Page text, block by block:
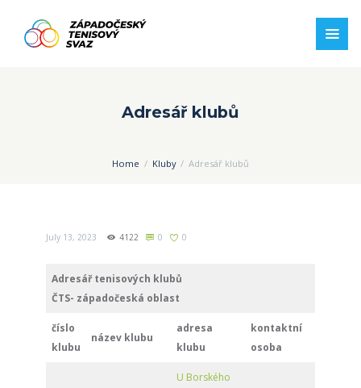
Adresář klubů
Home Kluby Adresář klubů
July 13, 2023 4122 0 0
Adresář tenisových klubů
ČTS- západočeská oblast
číslo
klubu
název klubu
adresa
klubu
kontaktní
osoba
U Borského